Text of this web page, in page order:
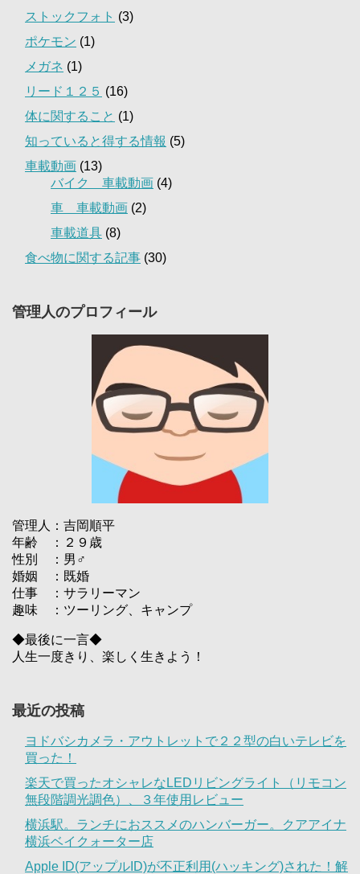
ストックフォト (3)
ポケモン (1)
メガネ (1)
リード１２５ (16)
体に関すること (1)
知っていると得する情報 (5)
車載動画 (13)
バイク 車載動画 (4)
車 車載動画 (2)
車載道具 (8)
食べ物に関する記事 (30)
管理人のプロフィール
管理人：吉岡順平
年齢 ：２９歳
性別 ：男♂
婚姻 ：既婚
仕事 ：サラリーマン
趣味 ：ツーリング、キャンプ
◆最後に一言◆
人生一度きり、楽しく生きよう！
最近の投稿
ヨドバシカメラ・アウトレットで２２型の白いテレビを
買った！
楽天で買ったオシャレなLEDリビングライト（リモコン
無段階調光調色）、３年使用レビュー
横浜駅。ランチにおススメのハンバーガー。クアアイナ
横浜ベイクォーター店
Apple ID(アップルID)が不正利用(ハッキング)された！解